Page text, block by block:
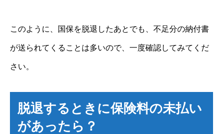
このように、国保を脱退したあとでも、不足分の納付書
が送られてくることは多いので、一度確認してみてくだ
さい。
脱退するときに保険料の未払い
があったら？